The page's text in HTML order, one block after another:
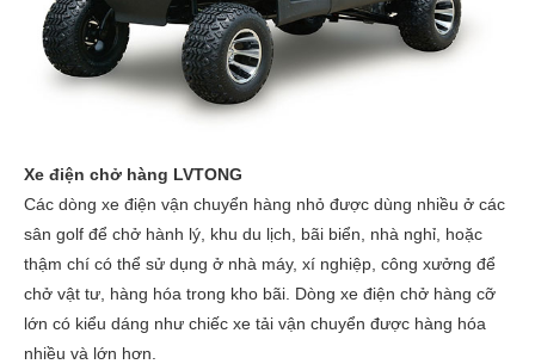
Xe điện chở hàng LVTONG
Các dòng xe điện vận chuyển hàng nhỏ được dùng nhiều ở các
sân golf để chở hành lý, khu du lịch, bãi biển, nhà nghỉ, hoặc
thậm chí có thể sử dụng ở nhà máy, xí nghiệp, công xưởng để
chở vật tư, hàng hóa trong kho bãi. Dòng xe điện chở hàng cỡ
lớn có kiểu dáng như chiếc xe tải vận chuyển được hàng hóa
nhiều và lớn hơn.